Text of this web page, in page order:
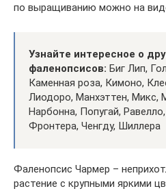
по выращиванию можно на
Узнайте интересное о
фаленопсисов: Биг Лип,
Каменная роза, Кимоно,
Лиодоро, Манхэттен, Микс,
Нарбонна, Попугай,
Фронтера, Ченгду, Шиллера
Фаленопсис Чармер –
растение с крупными яркими